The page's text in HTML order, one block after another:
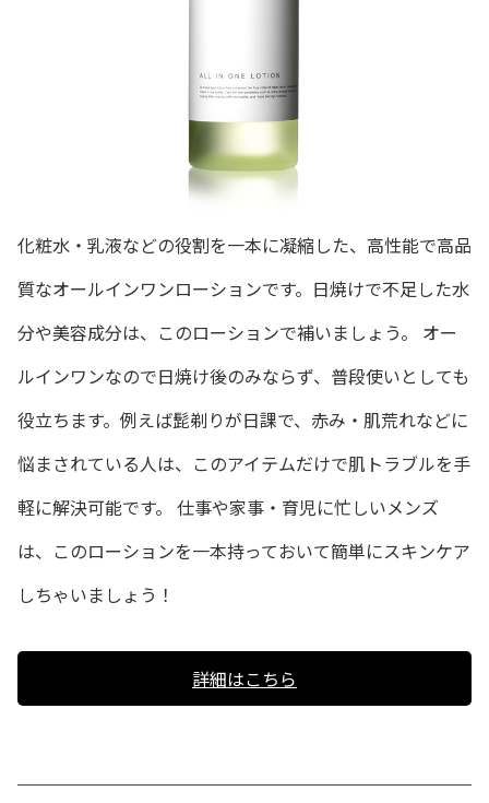
化粧水・乳液などの役割を一本に凝縮した、高性能で高品
質なオールインワンローションです。日焼けで不足した水
分や美容成分は、このローションで補いましょう。 オー
ルインワンなので日焼け後のみならず、普段使いとしても
役立ちます。例えば髭剃りが日課で、赤み・肌荒れなどに
悩まされている人は、このアイテムだけで肌トラブルを手
軽に解決可能です。 仕事や家事・育児に忙しいメンズ
は、このローションを一本持っておいて簡単にスキンケア
しちゃいましょう！
詳細はこちら